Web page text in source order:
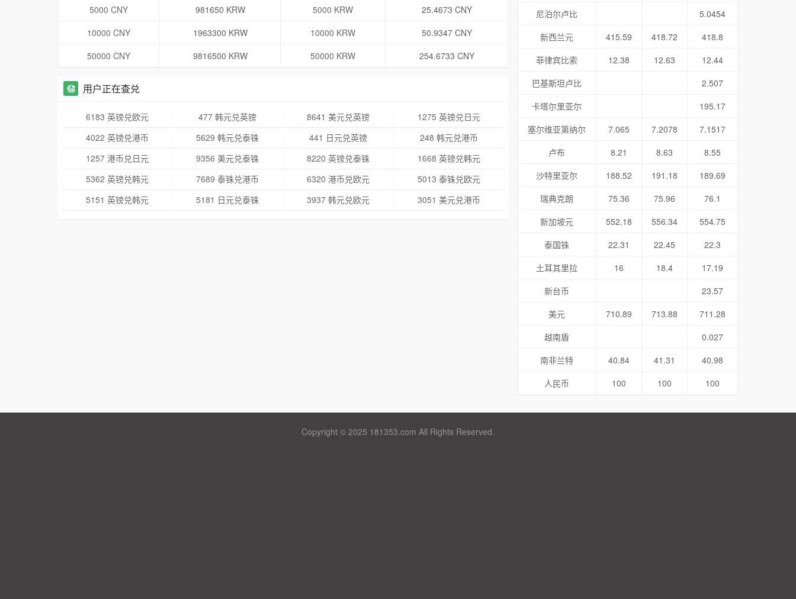
5000 CNY
981650 KRW 5000 KRW
25.4673 CNY
10000 CNY
1963300 KRW 10000 KRW
50.9347 CNY
50000 CNY
9816500 KRW 50000 KRW 254.6733 CNY
用户正在查兑
6183 英镑兑欧元 477 韩元兑英镑 8641 美元兑英镑
1275 英镑兑日元
4022 英镑兑港币
5629 韩元兑泰铢 441 日元兑英镑
248 韩元兑港币
1257 港币兑日元
9356 美元兑泰铢 8220 英镑兑泰铢
1668 英镑兑韩元
5362 英镑兑韩元
7689 泰铢兑港币 6320 港币兑欧元
5013 泰铢兑欧元
5151 英镑兑韩元
5181 日元兑泰铢 3937 韩元兑欧元 3051 美元兑港币
尼泊尔卢比
5.0454
新西兰元
415.59 418.72
418.8
菲律宾比索
12.38 12.63
12.44
巴基斯坦卢比
2.507
卡塔尔里亚尔
195.17
塞尔维亚第纳尔
7.065 7.2078
7.1517
卢布
8.21 8.63
8.55
沙特里亚尔
188.52 191.18
189.69
瑞典克朗
75.36 75.96
76.1
新加坡元
552.18 556.34
554.75
泰国铢
22.31 22.45
22.3
土耳其里拉
16 18.4
17.19
新台币
23.57
美元
710.89 713.88
711.28
越南盾
0.027
南非兰特
40.84 41.31
40.98
人民币
100 100 100
Copyright © 2025 181353.com All Rights Reserved.